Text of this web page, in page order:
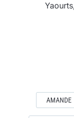
AMANDE